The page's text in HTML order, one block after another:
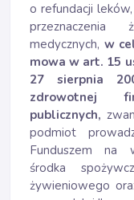
o refundacji
medycznych, w
mowa w art. 15
27 sierpnia
zdrowotnej
publicznych,
podmiot
Funduszem na
środka
żywieniowego